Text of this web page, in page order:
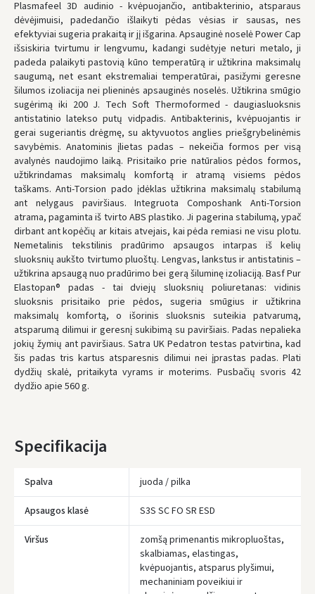
* Pristatymo terminai yra preliminarūs ir gali priklausyti nuo kurjerių
užimtumo.
Plasmafeel 3D audinio - kvėpuojančio, antibakterinio, atsparaus
dėvėjimuisi, padedančio išlaikyti pėdas vėsias ir sausas, nes
efektyviai sugeria prakaitą ir jį išgarina. Apsauginė noselė Power Cap
išsiskiria tvirtumu ir lengvumu, kadangi sudėtyje neturi metalo, ji
padeda palaikyti pastovią kūno temperatūrą ir užtikrina maksimalų
saugumą, net esant ekstremaliai temperatūrai, pasižymi geresne
šilumos izoliacija nei plieninės apsauginės noselės. Užtikrina smūgio
sugėrimą iki 200 J. Tech Soft Thermoformed - daugiasluoksnis
antistatinio latekso putų vidpadis. Antibakterinis, kvėpuojantis ir
gerai sugeriantis drėgmę, su aktyvuotos anglies priešgrybelinėmis
savybėmis. Anatominis įlietas padas – nekeičia formos per visą
avalynės naudojimo laiką. Prisitaiko prie natūralios pėdos formos,
užtikrindamas maksimalų komfortą ir atramą visiems pėdos
taškams. Anti-Torsion pado įdėklas užtikrina maksimalų stabilumą
ant nelygaus paviršiaus. Integruota Composhank Anti-Torsion
atrama, pagaminta iš tvirto ABS plastiko. Ji pagerina stabilumą, ypač
dirbant ant kopėčių ar kitais atvejais, kai pėda remiasi ne visu plotu.
Nemetalinis tekstilinis pradūrimo apsaugos intarpas iš kelių
sluoksnių aukšto tvirtumo pluoštų. Lengvas, lankstus ir antistatinis –
užtikrina apsaugą nuo pradūrimo bei gerą šiluminę izoliaciją. Basf Pur
Elastopan® padas - tai dviejų sluoksnių poliuretanas: vidinis
sluoksnis prisitaiko prie pėdos, sugeria smūgius ir užtikrina
maksimalų komfortą, o išorinis sluoksnis suteikia patvarumą,
atsparumą dilimui ir geresnį sukibimą su paviršiais. Padas nepalieka
jokių žymių ant paviršiaus. Satra UK Pedatron testas patvirtina, kad
šis padas tris kartus atsparesnis dilimui nei įprastas padas. Plati
dydžių skalė, pritaikyta vyrams ir moterims. Pusbačių svoris 42
dydžio apie 560 g.
Specifikacija
Spalva juoda / pilka
Apsaugos klasė S3S SC FO SR ESD
Viršus
zomšą primenantis mikropluoštas,
skalbiamas, elastingas,
kvėpuojantis, atsparus plyšimui,
mechaniniam poveikiui ir
Įvertinimas: